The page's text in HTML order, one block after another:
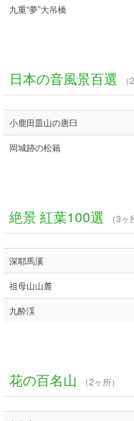
九重“夢”大吊橋
日本の音風景百選
小鹿田皿山の唐臼
岡城跡の松籟
絶景 紅葉100選 （3ヶ
深耶馬溪
祖母山山麓
九酔渓
花の百名山 （2ヶ所）